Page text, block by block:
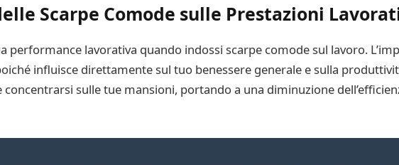
Scarpe Comode sulle Prestazioni
lavorativa quando indossi scarpe comode sul lavoro.
influisce direttamente sul tuo benessere generale e sulla
sulle tue mansioni, portando a una diminuzione